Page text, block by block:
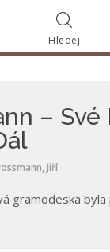
Hledej
– Své
Jiří
gramodeska byla